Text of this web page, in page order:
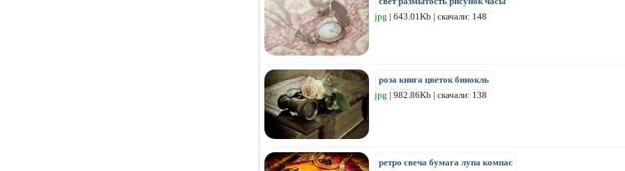
jpg | 643.01Kb | скачали: 148
роза книга цветок бинокль
jpg | 982.86Kb | скачали: 138
ретро свеча бумага лупа компас